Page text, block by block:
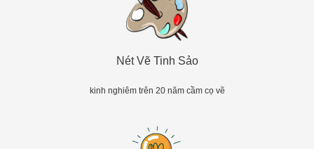
Nét Vẽ Tinh Sảo
kinh nghiêm trên 20 năm cầm cọ vẽ